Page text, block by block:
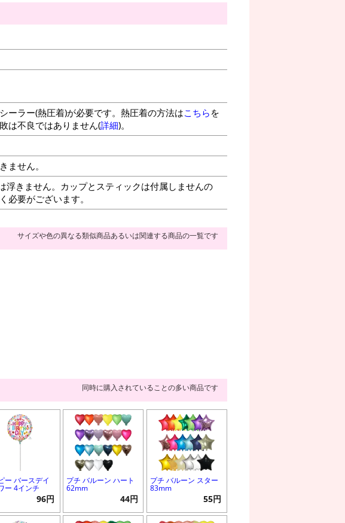
ーラー(熱圧着)が必要です。熱圧着の方法はこちら を
は不良ではありません(詳細)。
ません。
浮きません。カップとスティックは付属しませんの
必要がございます。
サイズや色の異なる類似商品あるいは関連する商品の一覧です
同時に購入されていることの多い商品です
ー バースデイ
ー 4インチ
96円
プチ バルーン ハート
62mm
44円
プチ バルーン スター
83mm
55円